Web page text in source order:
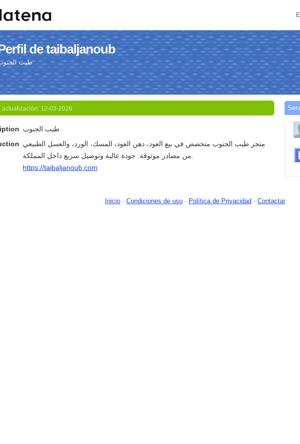
de taibaljanoub
طيب
actualización: 12-03-2026
طيب الجنوب
متجر طيب الجنوب متخصص في بيع العود، دهن العود، المسك، الورد، والعسل الطبيعي
من مصادر موثوقة. جودة عالية وتوصيل سريع داخل المملكة.
https://taibaljanoub.com
Inicio - Condiciones de uso - Política de Privacidad - Contactar